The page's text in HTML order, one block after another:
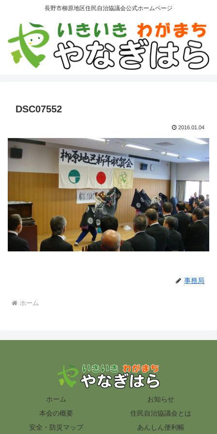
長野市柳原地区住民自治協議会公式ホームページ
DSC07552
2016.01.04
事務局
ホーム
ホーム
お知らせ
本会の概要
住民自治協議会とは
安全・防災マップ
あんしん便利帳